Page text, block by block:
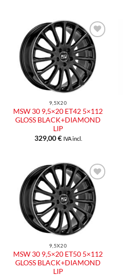
9,5X20
MSW 30 9,5×20 ET42 5×112
GLOSS BLACK+DIAMOND
LIP
329,00€ IVA incl.
9,5X20
MSW 30 9,5×20 ET50 5×112
GLOSS BLACK+DIAMOND
LIP